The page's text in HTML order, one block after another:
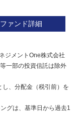
ファンド詳細
ジメントOne株式会社
一部の投資信託は除外
、分配金（税引前）を
グは、基準日から過去1